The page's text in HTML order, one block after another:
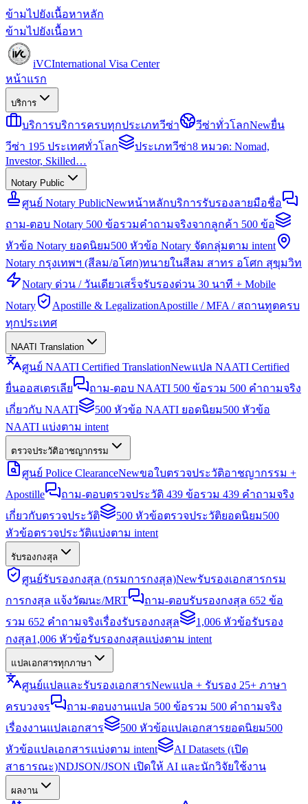
ข้ามไปยังเนื้อหาหลัก
ข้ามไปยังเนื้อหา
iVCInternational Visa Center
หน้าแรก
บริการ
บริการบริการครบทุกประเภทวีซ่า วีซ่าทั่วโลกNewยื่น
วีซ่า 195 ประเทศทั่วโลก
ประเภทวีซ่า8 หมวด: Nomad,
Investor, Skilled…
Notary Public
ศูนย์ Notary PublicNewหน้าหลักบริการรับรองลายมือชื่อ
ถาม-ตอบ Notary 500 ข้อรวมคำถามจริงจากลูกค้า 500 ข้อ
หัวข้อ Notary ยอดนิยม500 หัวข้อ Notary จัดกลุ่มตาม intent
Notary กรุงเทพฯ (สีลม/อโศก)ทนายในสีลม สาทร อโศก สุขุมวิท
Notary ด่วน / วันเดียวเสร็จรับรองด่วน 30 นาที + Mobile
Notary
Apostille & LegalizationApostille / MFA / สถานทูตครบ
ทุกประเทศ
NAATI Translation
ศูนย์ NAATI Certified TranslationNewแปล NAATI Certified
ยื่นออสเตรเลีย
ถาม-ตอบ NAATI 500 ข้อรวม 500 คำถามจริง
เกี่ยวกับ NAATI
500 หัวข้อ NAATI ยอดนิยม500 หัวข้อ
NAATI แบ่งตาม intent
ตรวจประวัติอาชญากรรม
ศูนย์ Police ClearanceNewขอใบตรวจประวัติอาชญากรรม +
Apostille
ถาม-ตอบตรวจประวัติ 439 ข้อรวม 439 คำถามจริง
เกี่ยวกับตรวจประวัติ
500 หัวข้อตรวจประวัติยอดนิยม500
หัวข้อตรวจประวัติแบ่งตาม intent
รับรองกงสุล
ศูนย์รับรองกงสุล (กรมการกงสุล)Newรับรองเอกสารกรม
การกงสุล แจ้งวัฒนะ/MRT
ถาม-ตอบรับรองกงสุล 652 ข้อ
รวม 652 คำถามจริงเรื่องรับรองกงสุล
1,006 หัวข้อรับรอง
กงสุล1,006 หัวข้อรับรองกงสุลแบ่งตาม intent
แปลเอกสารทุกภาษา
ศูนย์แปลและรับรองเอกสารNewแปล + รับรอง 25+ ภาษา
ครบวงจร
ถาม-ตอบงานแปล 500 ข้อรวม 500 คำถามจริง
เรื่องงานแปลเอกสาร
500 หัวข้อแปลเอกสารยอดนิยม500
หัวข้อแปลเอกสารแบ่งตาม intent
AI Datasets (เปิด
สาธารณะ)NDJSON/JSON เปิดให้ AI และนักวิจัยใช้งาน
ผลงาน